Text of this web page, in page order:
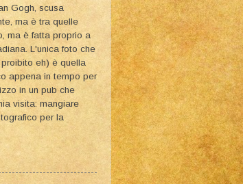
Gogh, scusa
ma è tra quelle
ma è fatta proprio a
L'unica foto che
eh) è quella
appena in tempo per
in un pub che
visita: mangiare
per la